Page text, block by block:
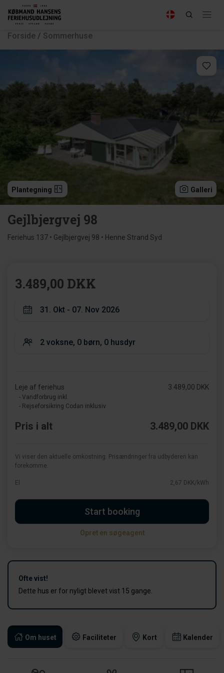
Forside / Sommerhuse
Plantegning Galleri
Gejlbjergvej 98
Feriehus 137 • Gejlbjergvej 98 • Henne Strand Syd
Om huset Faciliteter Kort Kalender
3.489,00 DKK
Leje af feriehus
- Vandforbrug inkl.
- Rejseforsikring Codan inklusiv
3.489,00 DKK
Pris i alt 3.489,00 DKK
Vi viser den aktuelle omkostning. Prisændringer fra udbyderen kan
forekomme.
El 2,67 DKK/kWh
Start booking
Opret en søgeagent
Ofte vist!
Dette hus er for nyligt blevet vist 15 gange.